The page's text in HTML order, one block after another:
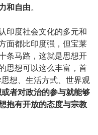
和自由。
印度社会文化的多元和
面都比印度强，但宝莱
条马路，这就是思想开
思想可以这么丰富，首
想、生活方式、世界观
者对政治的参与就能够
抱有开放的态度与宗教